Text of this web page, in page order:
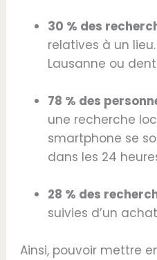
30 % des
relatives à un
Lausanne ou
78 % des
une recherche
smartphone se
dans les 24
28 % des
suivies d’un achat
Ainsi, pouvoir mettre